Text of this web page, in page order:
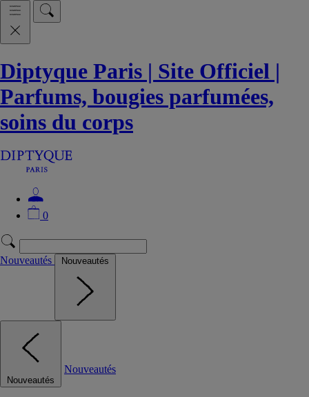
Diptyque Paris | Site Officiel |
Parfums, bougies parfumées,
soins du corps
0
Nouveautés Nouveautés
Nouveautés
Nouveautés